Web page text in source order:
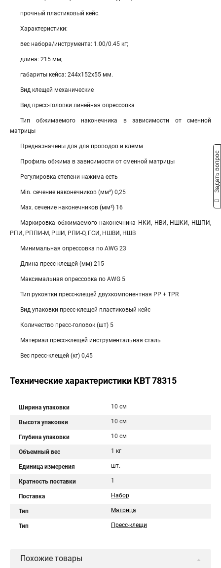
прочный пластиковый кейс.
Характеристики:
вес набора/инструмента: 1.00/0.45 кг;
длина: 215 мм;
габариты кейса: 244x152x55 мм.
Вид клещей механические
Вид пресс-головки линейная опрессовка
Тип обжимаемого наконечника в зависимости от сменной
матрицы
Предназначены для для проводов и клемм
Профиль обжима в зависимости от сменной матрицы
Регулировка степени нажима есть
Min. сечение наконечников (мм²) 0,25
Max. сечение наконечников (мм²) 16
Маркировка обжимаемого наконечника НКИ, НВИ, НШКИ, НШПИ,
РПИ, РППИ-М, РШИ, РПИ-О, ГСИ, НШВИ, НШВ
Минимальная опрессовка по AWG 23
Длина пресс-клещей (мм) 215
Максимальная опрессовка по AWG 5
Тип рукоятки пресс-клещей двухкомпонентная PP + TPR
Вид упаковки пресс-клещей пластиковый кейс
Количество пресс-головок (шт) 5
Материал пресс-клещей инструментальная сталь
Вес пресс-клещей (кг) 0,45
Технические характеристики КВТ 78315
Ширина упаковки 10 см
Высота упаковки 10 см
Глубина упаковки 10 см
Объемный вес 1 кг
Единица измерения шт.
Кратность поставки 1
Поставка Набор
Тип Матрица
Тип Пресс-клещи
Похожие товары
Задать вопрос